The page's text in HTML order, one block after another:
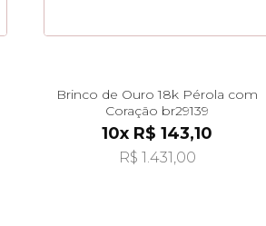
Brinco de Ouro 18k Pérola com
Coração br29139
10x R$ 143,10
R$ 1.431,00